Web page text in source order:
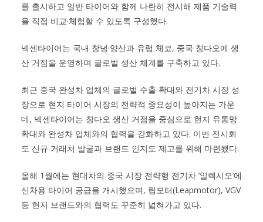
를 출시하고 일반 타이어와 함께 나란히 전시해 제품 기술력
을 직접 비교·체험할 수 있도록 구성했다.
넥센타이어는 국내 창녕·양산과 유럽 체코, 중국 칭다오에 생
산 거점을 운영하며 글로벌 생산 체계를 구축하고 있다.
최근 중국 완성차 업체의 글로벌 수출 확대와 전기차 시장 성
장으로 현지 타이어 시장의 전략적 중요성이 높아지는 가운
데, 넥센타이어는 칭다오 생산 거점을 중심으로 현지 유통망
확대와 완성차 업체와의 협력을 강화하고 있다. 이번 전시회
도 신규 거래처 발굴과 브랜드 인지도 제고를 위해 마련됐다.
올해 1월에는 현대차의 중국 시장 전략형 전기차 ‘일렉시오’에
신차용 타이어 공급을 개시했으며, 립모터(Leapmotor), VGV
등 현지 브랜드와의 협력도 꾸준히 넓혀가고 있다.